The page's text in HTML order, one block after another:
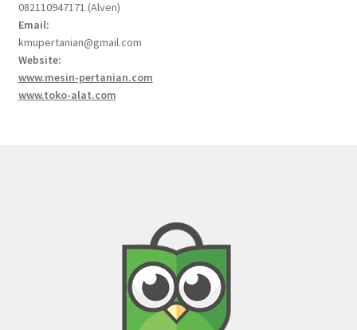
082110947171 (Alven)
Email:
kmupertanian@gmail.com
Website:
www.mesin-pertanian.com
www.toko-alat.com